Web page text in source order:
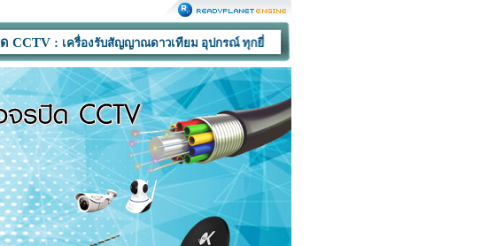
เครื่องรับสัญญาณดาวเทียม อุปกรณ์ ทุกยี่ห้อ และบริการติดตั้ง